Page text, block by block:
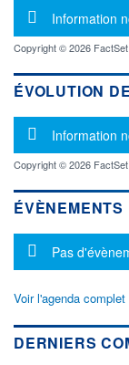
Message
Information
Copyright © 2026
ÉVOLUTION
Message
Information
Copyright © 2026
ÉVÈNEMENTS
Message
Pas
Voir l'agenda complet
DERNIERS